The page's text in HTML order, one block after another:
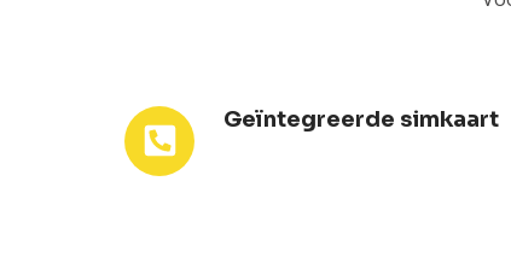
Geïntegreerde simkaart
Geïntegreerde
simkaart